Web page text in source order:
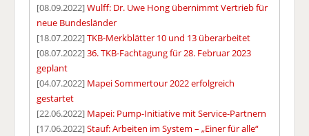
[08.09.2022]Wulff: Dr. Uwe Hong übernimmt Vertrieb für
neue Bundesländer
[18.07.2022]TKB-Merkblätter 10 und 13 überarbeitet
[08.07.2022]36. TKB-Fachtagung für 28. Februar 2023
geplant
[04.07.2022] Mapei Sommertour 2022 erfolgreich
gestartet
[22.06.2022] Mapei: Pump-Initiative mit Service-Partnern
[17.06.2022]Stauf: Arbeiten im System – „Einer für alle“